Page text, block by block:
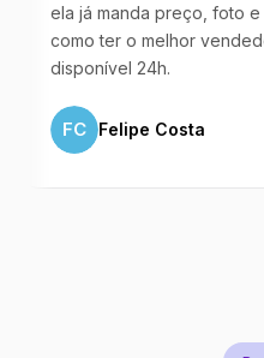
já manda preço, foto e link de
ter o melhor vendedor do
24h.
Felipe Costa